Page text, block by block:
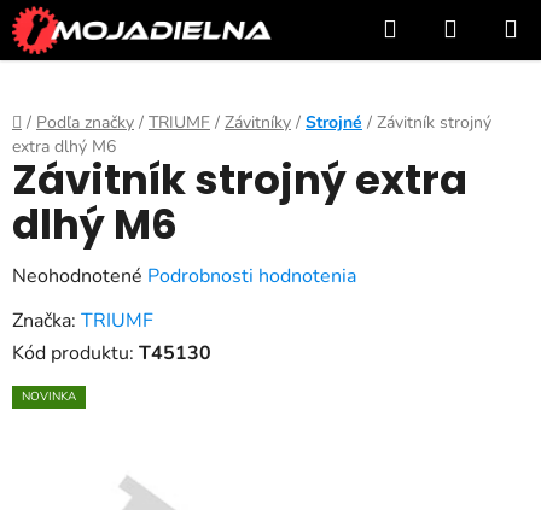
Prejsť
na
obsah
Hľadať
KOŠÍK
Domov
/ Podľa značky / TRIUMF / Závitníky / Strojné / Závitník strojný
extra dlhý M6
Závitník strojný extra
dlhý M6
Priemerné
hodnotenie
produktu
0,0
Neohodnotené Podrobnosti hodnotenia
Značka: TRIUMF
Kód produktu: T45130
NOVINKA